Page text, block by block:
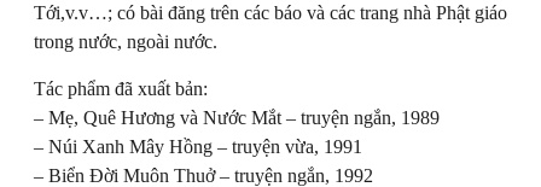
Tới,v.v…; có bài đăng trên các báo và các trang nhà Phật giáo
trong nước, ngoài nước.
Tác phẩm đã xuất bản:
– Mẹ, Quê Hương và Nước Mắt – truyện ngắn, 1989
– Núi Xanh Mây Hồng – truyện vừa, 1991
– Biển Đời Muôn Thuở – truyện ngắn, 1992